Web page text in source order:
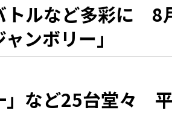
トルなど多彩に 8
ャンボリー」
」など25台堂々